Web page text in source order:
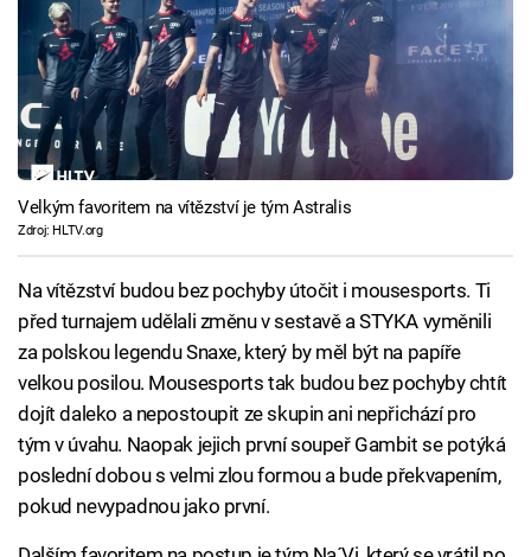
Velkým favoritem na vítězství je tým Astralis
Zdroj: HLTV.org
Na vítězství budou bez pochyby útočit i mousesports. Ti
před turnajem udělali změnu v sestavě a STYKA vyměnili
za polskou legendu Snaxe, který by měl být na papíře
velkou posilou. Mousesports tak budou bez pochyby chtít
dojít daleko a nepostoupit ze skupin ani nepřichází pro
tým v úvahu. Naopak jejich první soupeř Gambit se potýká
poslední dobou s velmi zlou formou a bude překvapením,
pokud nevypadnou jako první.